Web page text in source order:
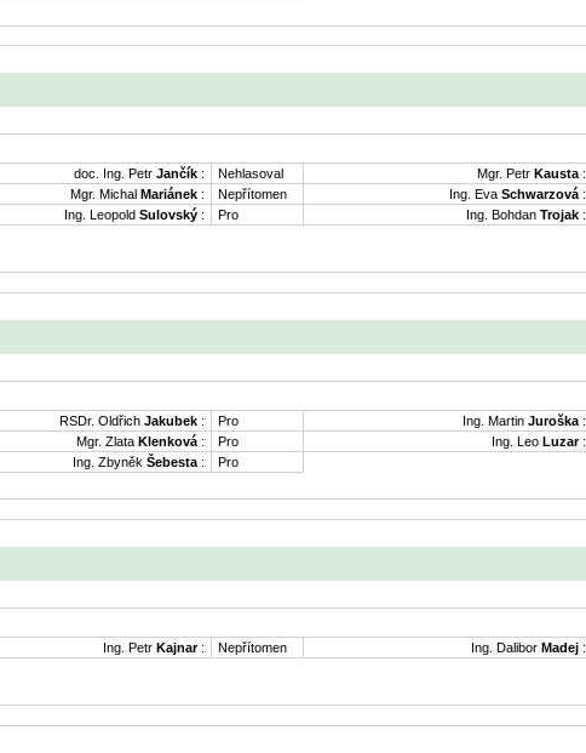
doc. Ing. Petr Jančík : Nehlasoval Mgr. Petr Kausta :
Mgr. Michal Mariánek : Nepřítomen Ing. Eva Schwarzová :
Ing. Leopold Sulovský : Pro Ing. Bohdan Trojak :
RSDr. Oldřich Jakubek : Pro Ing. Martin Juroška :
Mgr. Zlata Klenková : Pro Ing. Leo Luzar:
Ing. Zbyněk Šebesta : Pro
Ing. Petr Kajnar: Nepřítomen Ing. Dalibor Madej :